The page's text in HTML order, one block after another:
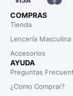
COMPRAS
Tienda
Lencería Masculina
Accesorios
AYUDA
Preguntas
¿Como Comprar?